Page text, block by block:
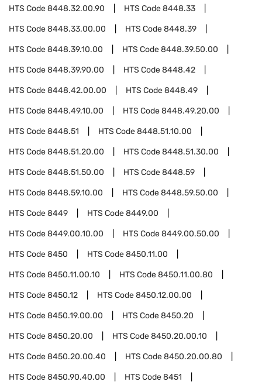
HTS Code8448.32.00.90 HTS Code8448.33
HTS Code8448.33.00.00 HTS Code8448.39
HTS Code8448.39.10.00 HTS Code8448.39.50.00
HTS Code8448.39.90.00 HTS Code8448.42
HTS Code8448.42.00.00 HTS Code8448.49
HTS Code8448.49.10.00 HTS Code8448.49.20.00
HTS Code8448.51 HTS Code8448.51.10.00
HTS Code8448.51.20.00 HTS Code8448.51.30.00
HTS Code8448.51.50.00 HTS Code8448.59
HTS Code8448.59.10.00 HTS Code8448.59.50.00
HTS Code8449 HTS Code8449.00
HTS Code8449.00.10.00 HTS Code8449.00.50.00
HTS Code8450 HTS Code8450.11.00
HTS Code8450.11.00.10 HTS Code8450.11.00.80
HTS Code8450.12 HTS Code8450.12.00.00
HTS Code8450.19.00.00 HTS Code8450.20
HTS Code8450.20.00 HTS Code8450.20.00.10
HTS Code8450.20.00.40 HTS Code8450.20.00.80
HTS Code8450.90.40.00 HTS Code8451